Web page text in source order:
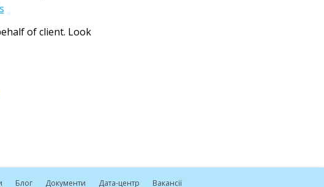
of client. Look
Блог Документи Дата-центр Вакансії